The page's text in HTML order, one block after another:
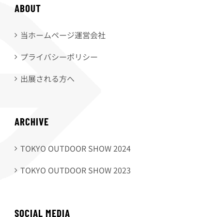
ABOUT
当ホームページ運営会社
プライバシーポリシー
出展される方へ
ARCHIVE
TOKYO OUTDOOR SHOW 2024
TOKYO OUTDOOR SHOW 2023
SOCIAL MEDIA